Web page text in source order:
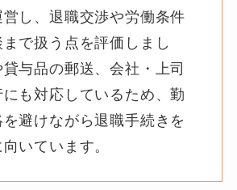
し、退職交渉や労働条件
で扱う点を評価しまし
与品の郵送、会社・上司
も対応しているため、勤
避けながら退職手続きを
いています。